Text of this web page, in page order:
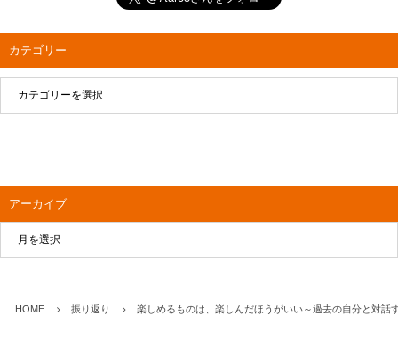
カテゴリー
アーカイブ
HOME 振り返り 楽しめるものは、楽しんだほうがいい～過去の自分と対話